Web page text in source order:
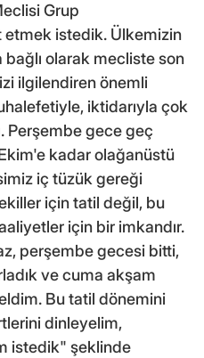
Grup
istedik. Ülkemizin
olarak mecliste son
ilgilendiren önemli
iktidarıyla çok
Perşembe gece geç
kadar olağanüstü
iç tüzük gereği
için tatil değil, bu
için bir imkandır.
perşembe gecesi bitti,
ve cuma akşam
Bu tatil dönemini
dinleyelim,
istedik" şeklinde